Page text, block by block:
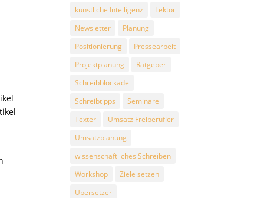
künstliche Intelligenz
Lektor
Newsletter
Planung
Positionierung
Pressearbeit
Projektplanung
Ratgeber
Schreibblockade
Schreibtipps
Seminare
Texter
Umsatz Freiberufler
Umsatzplanung
wissenschaftliches Schreiben
Workshop
Ziele setzen
Übersetzer